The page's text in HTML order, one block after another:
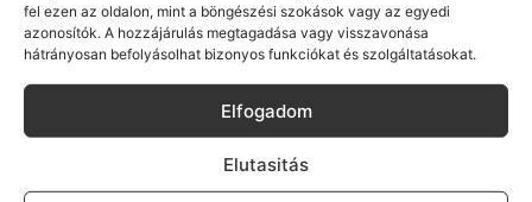
fel ezen az oldalon, mint a böngészési szokások vagy az egyedi
azonosítók. A hozzájárulás megtagadása vagy visszavonása
hátrányosan befolyásolhat bizonyos funkciókat és szolgáltatásokat.
Elfogadom
Elutasitás
Ingyenes Futár & Szerviz
Ha messze laksz, mi megyünk a készülékért. Garanciális